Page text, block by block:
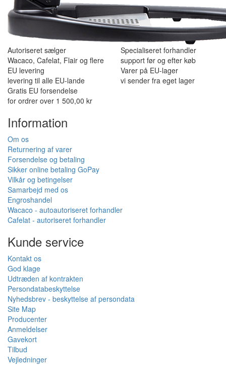
Autoriseret sælger
Wacaco, Cafelat, Flair og flere
Specialiseret forhandler
support før og efter køb
EU levering
levering til alle EU-lande
Varer på EU-lager
vi sender fra eget lager
Gratis EU forsendelse
for ordrer over 1 500,00 kr
Information
Om os
Returnering af varer
Forsendelse og betaling
Sikker online betaling GoPay
Vilkår og betingelser
Samarbejd med os
Engroshandel
Wacaco - autoautoriseret forhandler
Cafelat - autoriseret forhandler
Kunde service
Kontakt os
God klage
Udtræden af kontrakten
Persondatabeskyttelse
Nyhedsbrev - beskyttelse af persondata
Site Map
Producenter
Anmeldelser
Gavekort
Tilbud
Vejledninger